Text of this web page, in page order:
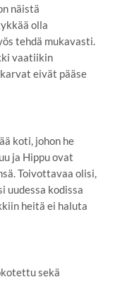
näistä
olla
tehdä mukavasti.
vaatiikin
eivät pääse
koti, johon he
ja Hippu ovat
Toivottavaa olisi,
kodissa
heitä ei haluta
sekä